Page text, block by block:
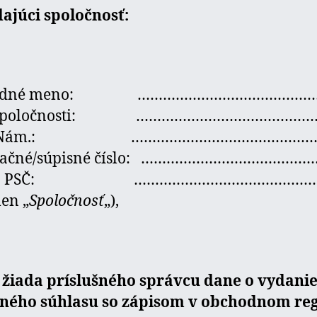
spoločnosť:
meno:
spoločnosti:
Nám.:
súpisné číslo:
a PSČ:
„Spoločnosť„),
príslušného správcu dane o vydanie
súhlasu so zápisom v obchodnom